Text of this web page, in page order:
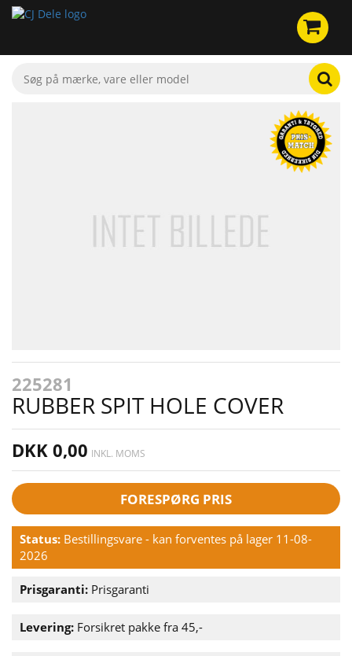
225281
RUBBER SPIT HOLE COVER
DKK 0,00 INKL. MOMS
FORESPØRG PRIS
Status: Bestillingsvare - kan forventes på lager 11-08-
2026
Prisgaranti: Prisgaranti
Levering: Forsikret pakke fra 45,-